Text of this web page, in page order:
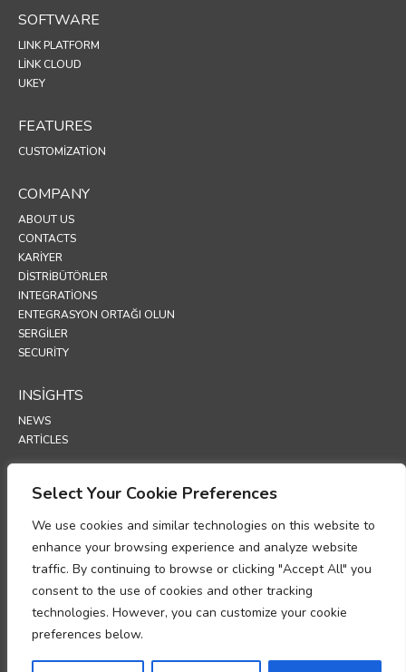
Select Your Cookie Preferences
We use cookies and similar technologies on this website to
enhance your browsing experience and analyze website
traffic. By continuing to browse or clicking "Accept All" you
consent to the use of cookies and other tracking
technologies. However, you can customize your cookie
preferences below.
SOFTWARE
LINK PLATFORM
LINK CLOUD
UKEY
FEATURES
CUSTOMIZATION
COMPANY
ABOUT US
CONTACTS
KARIYER
DISTRIBÜTÖRLER
INTEGRATIONS
ENTEGRASYON ORTAĞI OLUN
SERGİLER
SECURITY
INSIGHTS
NEWS
ARTICLES
SUPPORT
POLICIES
GİZLİLİK POLİTİKASI
INFORMASJONSKAPSLER
KİŞİSEL VERİ İŞLEME UYUM MEMORANDUMU
VERİ İŞLEME EKİ